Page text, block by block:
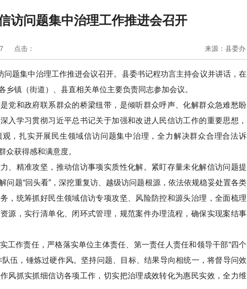
访问题集中治理工作推进会召开
来源：县委办
点击：
题集中治理工作推进会议召开。县委书记程功言主持会议并讲话，在
乡镇（街道）、县直相关单位主要负责同志参加会议。
和政府联系群众的桥梁纽带，是倾听群众呼声、化解群众急难愁盼
入学习贯彻习近平总书记关于加强和改进人民信访工作的重要思想，
，扎实开展民生领域信访问题集中治理，全力解决群众合理合法诉
众获得感和满意度。
精准攻坚，推动信访事项实质性化解。紧盯存量未化解信访问题提
问题“回头看”，深挖重复访、越级访问题根源，依法依规稳妥处置各类
，统筹抓好民生领域信访专项攻坚、风险防控和源头治理，全面梳理
源，实行清单化、闭环式管理，规范案件办理流程，确保实现案结事
作责任，严格落实单位主体责任、第一责任人责任和领导干部“四个
队伍，锤炼过硬作风。坚持问题、目标、结果导向相统一，将督导问效
风抓实抓细信访各项工作，切实把治理成效转化为惠民实效，全力维